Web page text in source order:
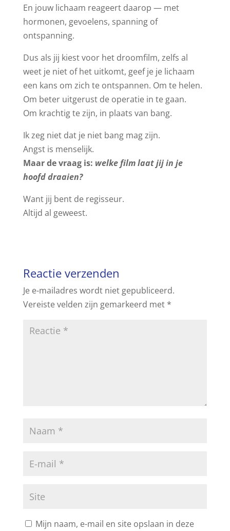
En jouw lichaam reageert daarop — met
hormonen, gevoelens, spanning of
ontspanning.
Dus als jij kiest voor het droomfilm, zelfs al
weet je niet of het uitkomt, geef je je lichaam
een kans om zich te ontspannen. Om te helen.
Om beter uitgerust de operatie in te gaan.
Om krachtig te zijn, in plaats van bang.
Ik zeg niet dat je niet bang mag zijn.
Angst is menselijk.
Maar de vraag is: welke film laat jij in je
hoofd draaien?
Want jij bent de regisseur.
Altijd al geweest.
Reactie verzenden
Je e-mailadres wordt niet gepubliceerd.
Vereiste velden zijn gemarkeerd met *
Mijn naam, e-mail en site opslaan in deze